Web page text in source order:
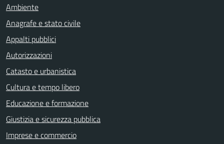
Ambiente
Anagrafe e stato civile
Appalti pubblici
Autorizzazioni
Catasto e urbanistica
Cultura e tempo libero
Educazione e formazione
Giustizia e sicurezza pubblica
Imprese e commercio